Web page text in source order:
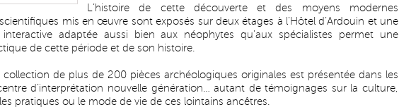
L’histoire de cette découverte et des moyens modernes
mis en œuvre sont exposés sur deux étages à l’Hôtel d’Ardouin et une
interactive adaptée aussi bien aux néophytes qu’aux spécialistes permet une
de cette période et de son histoire.
collection de plus de 200 pièces archéologiques originales est présentée dans les
d’interprétation nouvelle génération… autant de témoignages sur la culture,
pratiques ou le mode de vie de ces lointains ancêtres.